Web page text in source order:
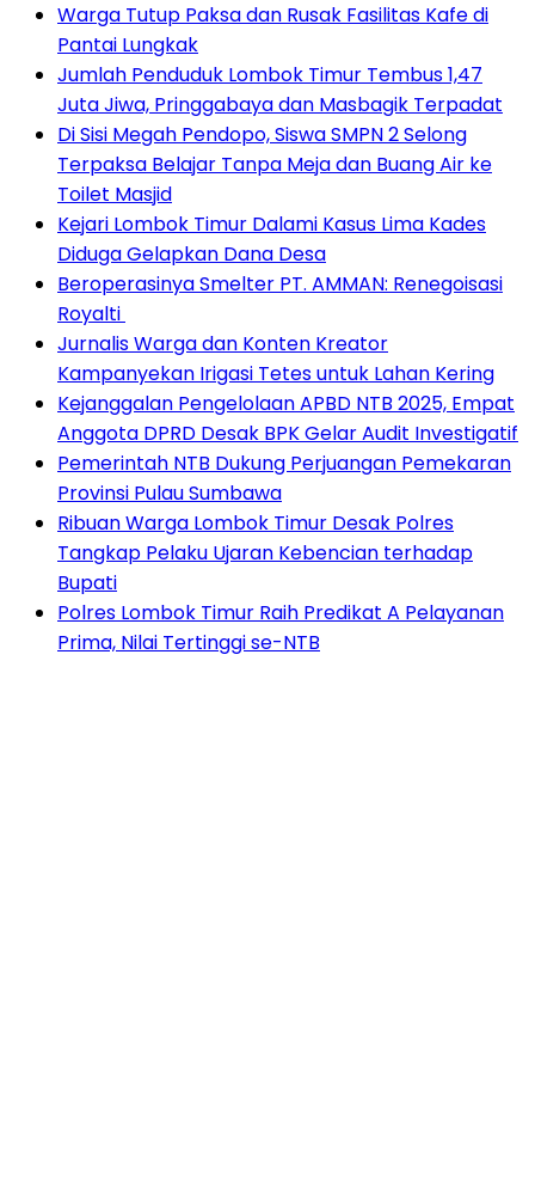
Warga Tutup Paksa dan Rusak Fasilitas Kafe di
Pantai Lungkak
Jumlah Penduduk Lombok Timur Tembus 1,47
Juta Jiwa, Pringgabaya dan Masbagik Terpadat
Di Sisi Megah Pendopo, Siswa SMPN 2 Selong
Terpaksa Belajar Tanpa Meja dan Buang Air ke
Toilet Masjid
Kejari Lombok Timur Dalami Kasus Lima Kades
Diduga Gelapkan Dana Desa
Beroperasinya Smelter PT. AMMAN: Renegoisasi
Royalti
Jurnalis Warga dan Konten Kreator
Kampanyekan Irigasi Tetes untuk Lahan Kering
Kejanggalan Pengelolaan APBD NTB 2025, Empat
Anggota DPRD Desak BPK Gelar Audit Investigatif
Pemerintah NTB Dukung Perjuangan Pemekaran
Provinsi Pulau Sumbawa
Ribuan Warga Lombok Timur Desak Polres
Tangkap Pelaku Ujaran Kebencian terhadap
Bupati
Polres Lombok Timur Raih Predikat A Pelayanan
Prima, Nilai Tertinggi se-NTB